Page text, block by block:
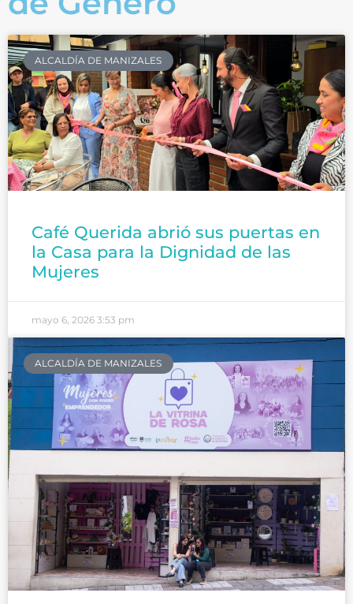
ALCALDÍA DE MANIZALES
Café Querida abrió sus puertas en
la Casa para la Dignidad de las
Mujeres
mayo 6, 2026 3:53 pm
ALCALDÍA DE MANIZALES